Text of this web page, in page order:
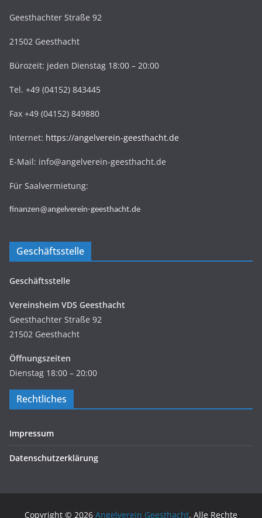
Geesthachter Straße 92
21502 Geesthacht
Bürozeit: jeden Dienstag 18:00 – 20:00
Tel. +49 (04152) 843445
Fax +49 (04152) 849880
Internet: https://angelverein-geesthacht.de
E-Mail: info@angelverein-geesthacht.de
Für Saalvermietung:
finanzen@angelverein-geesthacht.de
Geschäftsstelle
Geschäftsstelle
Vereinsheim VDS Geesthacht
Geesthachter Straße 92
21502 Geesthacht
Öffnungszeiten
Dienstag 18:00 – 20:00
Rechtliches
Impressum
Datenschutzerklärung
Copyright © 2026 Angelverein Geesthacht. Alle Rechte